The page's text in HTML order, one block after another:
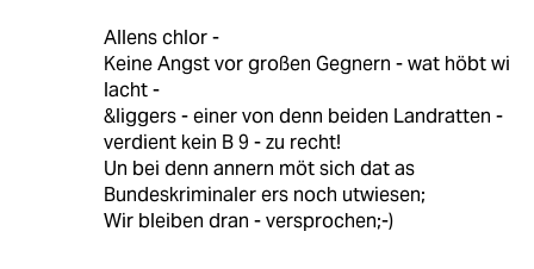
Allens chlor -
Keine Angst vor großen Gegnern - wat höbt wi
lacht -
&liggers - einer von denn beiden Landratten -
verdient kein B 9 - zu recht!
Un bei denn annern möt sich dat as
Bundeskriminaler ers noch utwiesen;
Wir bleiben dran - versprochen;-)